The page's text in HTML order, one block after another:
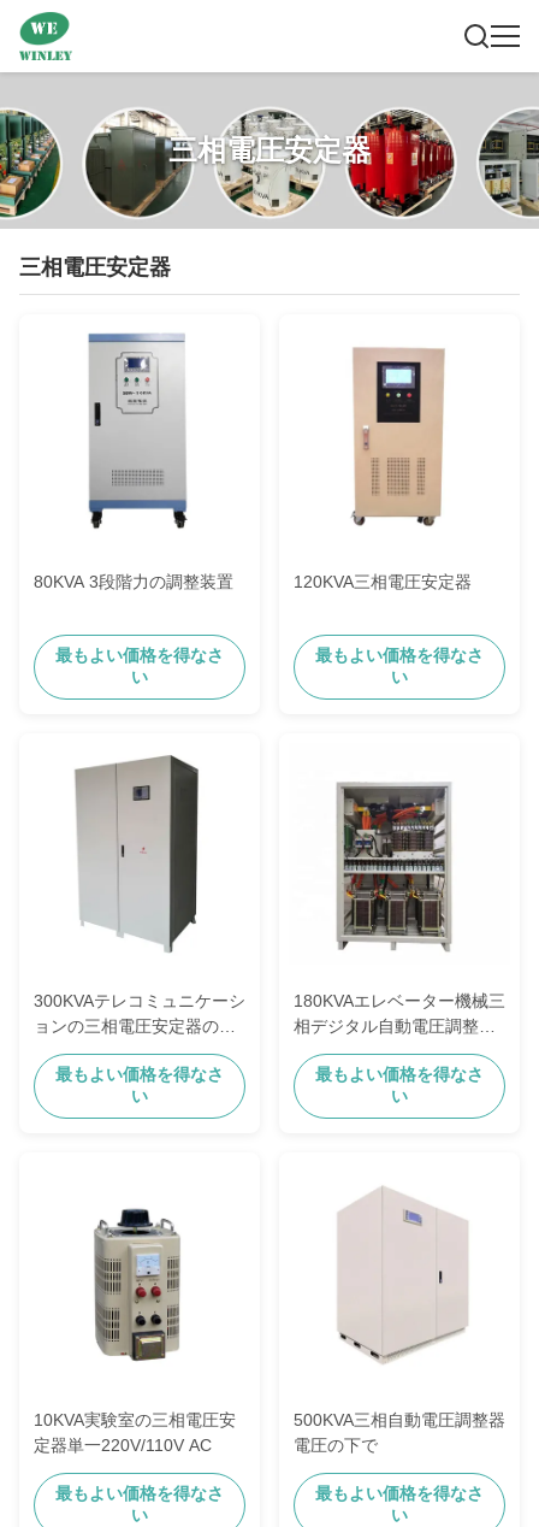
三相電圧安定器
三相電圧安定器
80KVA 3段階力の調整装置
最もよい価格を得なさ
い
120KVA三相電圧安定器
最もよい価格を得なさ
い
300KVAテレコミュニケーシ
ョンの三相電圧安定器のデ
ジタル表示装置
最もよい価格を得なさ
い
180KVAエレベーター機械三
相デジタル自動電圧調整器
Hのクラス
最もよい価格を得なさ
い
10KVA実験室の三相電圧安
定器単一220V/110V AC
最もよい価格を得なさ
い
500KVA三相自動電圧調整器
電圧の下で
最もよい価格を得なさ
い